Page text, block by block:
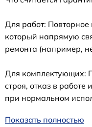
Для работ:
который напрямую
ремонта (например,
Для комплектующих:
строя, отказ в
при нормальном
Показать полностью